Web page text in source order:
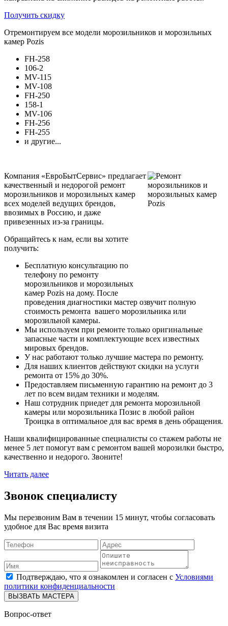
Получить скидку
Отремонтируем все модели морозильников и морозильных
камер Pozis
FH-258
106-2
MV-115
MV-108
FH-250
158-1
MV-106
FH-256
FH-255
и другие...
Компания «ЕвроБытСервис» предлагает
качественный и недорогой ремонт
морозильников и морозильных камер
всех моделей ведущих брендов,
ввозимых в Россию, и даже
привезенных из-за границы.
Обращайтесь к нам, если вы хотите
получить:
Бесплатную консультацию по
телефону по ремонту
морозильников и морозильных
камер Pozis на дому. После
проведения диагностики мастер озвучит полную
стоимость ремонта вашего морозильника или
морозильной камеры.
Мы используем при ремонте только оригинальные
запасные части и комплектующие всех известных
мировых брендов.
У нас работают только лучшие мастера по ремонту.
Для наших клиентов действуют скидки на услуги
ремонта от 15% до 30%.
Предоставляем письменную гарантию на ремонт до 3
лет по всем видам техники и моделям.
Наш сотрудник приедет для ремонта морозильной
камеры или морозильника Позис в любой район
Троицка в оптимальное для вас время в день обращения.
Наши квалифицированные специалисты со стажем работы не
менее 5 лет помогут вам с ремонтом вашей морозилки быстро,
качественно и недорого. Звоните!
Читать далее
Звонок специалисту
Мы перезвоним Вам в течении 15 минут, чтобы согласовать
удобное для Вас время визита
Подтверждаю, что я ознакомлен и согласен с Условиями
политики конфиденциальности
ВЫЗВАТЬ МАСТЕРА
Вопрос-ответ